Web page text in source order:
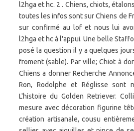
l2hga et hc. 2 . Chiens, chiots,
toutes les infos sont sur Chiens de
sur confirmé au lof et nous lui
l2hga et hc à l'appui. Une belle
posé la question il y a quelques
froment (sable). Par ville; Chiot à
Chiens a donner Recherche
Ron, Rodolphe et Réglisse sont
L'histoire du Golden Retriever.
mesure avec décoration figurine
création artisanale, cousu